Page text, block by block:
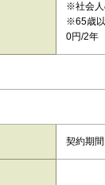
※社会人
※65歳以
0円/2年
契約期